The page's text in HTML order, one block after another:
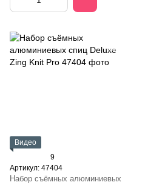
Видео
9
Артикул: 47404
Набор съёмных алюминиевых